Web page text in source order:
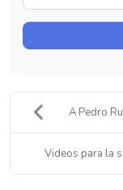
A Pedro
Videos para la